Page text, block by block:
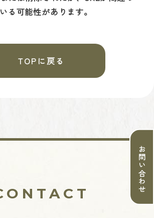
お問い合わせ
る可能性があります。
TOPに戻る